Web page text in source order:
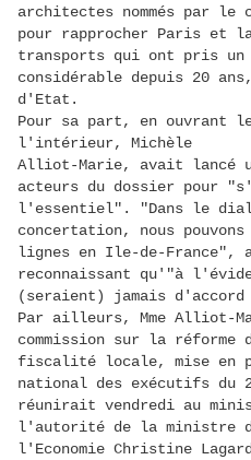
architectes nommés par
pour rapprocher Paris et
transports qui ont pris un
considérable depuis 20
d'Etat.
Pour sa part, en ouvrant
l'intérieur, Michèle
Alliot-Marie, avait lancé
acteurs du dossier pour
l'essentiel". "Dans le
concertation, nous
lignes en Ile-de-
reconnaissant qu'"à
(seraient) jamais
Par ailleurs, Mme Alliot-
commission sur la réforme
fiscalité locale, mise en
national des exécutifs du
réunirait vendredi au
l'autorité de la ministre
l'Economie Christine